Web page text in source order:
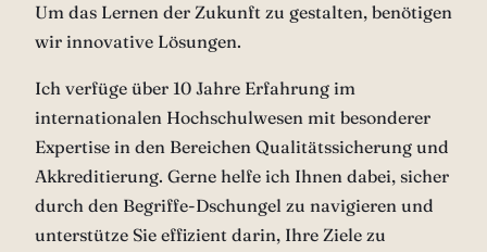
Um das Lernen der Zukunft zu gestalten, benötigen
wir innovative Lösungen.
Ich verfüge über 10 Jahre Erfahrung im
internationalen Hochschulwesen mit besonderer
Expertise in den Bereichen Qualitätssicherung und
Akkreditierung. Gerne helfe ich Ihnen dabei, sicher
durch den Begriffe-Dschungel zu navigieren und
unterstütze Sie effizient darin, Ihre Ziele zu